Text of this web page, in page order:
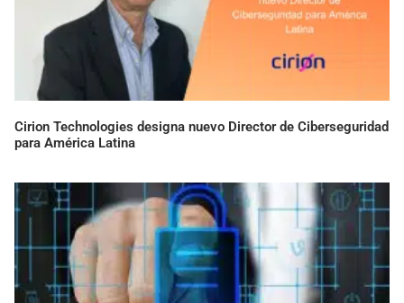
Cirion Technologies designa nuevo Director de Ciberseguridad
para América Latina